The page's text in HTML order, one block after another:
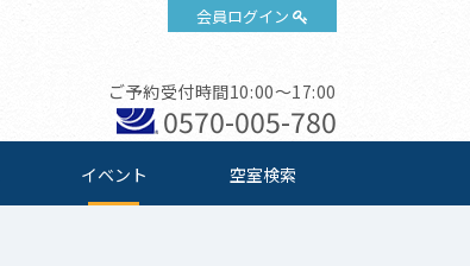
会員ログイン
ご予約受付時間10:00～17:00
0570-005-780
イベント 空室検索